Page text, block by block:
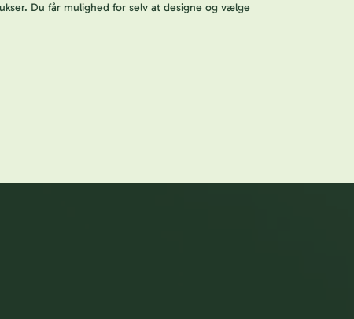
Du får mulighed for selv at designe og vælge